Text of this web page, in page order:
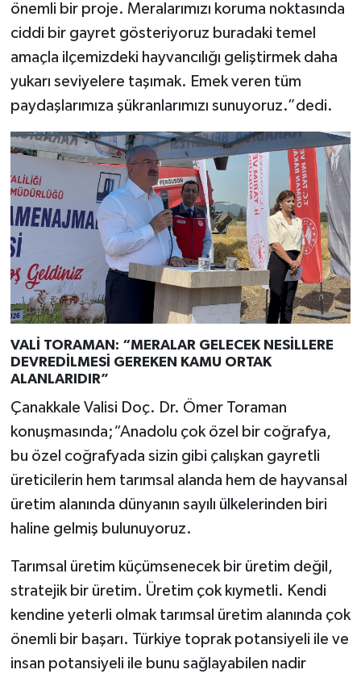
önemli bir proje. Meralarımızı koruma noktasında
ciddi bir gayret gösteriyoruz buradaki temel
amaçla ilçemizdeki hayvancılığı geliştirmek daha
yukarı seviyelere taşımak. Emek veren tüm
paydaşlarımıza şükranlarımızı sunuyoruz.”dedi.
VALİ TORAMAN: “MERALAR GELECEK NESİLLERE
DEVREDİLMESİ GEREKEN KAMU ORTAK
ALANLARIDIR”
Çanakkale Valisi Doç. Dr. Ömer Toraman
konuşmasında;“Anadolu çok özel bir coğrafya,
bu özel coğrafyada sizin gibi çalışkan gayretli
üreticilerin hem tarımsal alanda hem de hayvansal
üretim alanında dünyanın sayılı ülkelerinden biri
haline gelmiş bulunuyoruz.
Tarımsal üretim küçümsenecek bir üretim değil,
stratejik bir üretim. Üretim çok kıymetli. Kendi
kendine yeterli olmak tarımsal üretim alanında çok
önemli bir başarı. Türkiye toprak potansiyeli ile ve
insan potansiyeli ile bunu sağlayabilen nadir